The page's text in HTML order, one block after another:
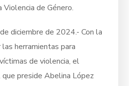
de Género.
diciembre de 2024.- Con la
herramientas para
de violencia, el
que preside Abelina López